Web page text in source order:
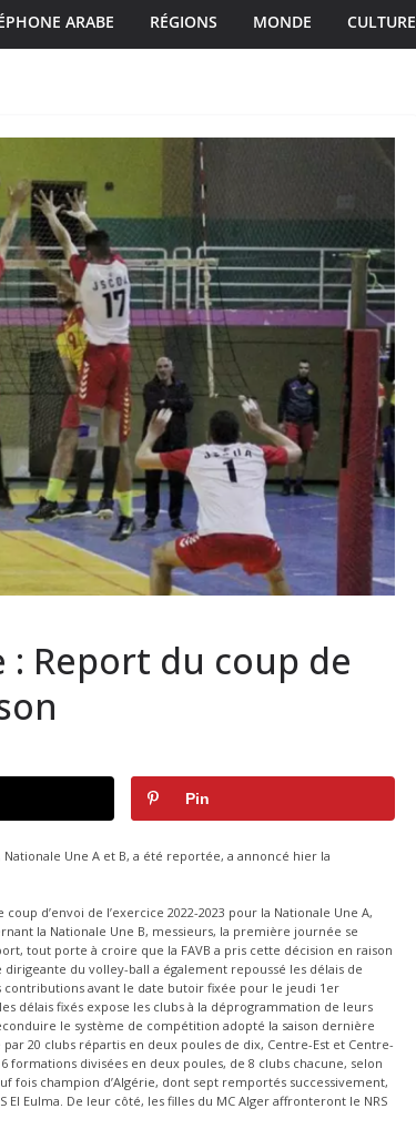
ARABE RÉGIONS MONDE CULTURE
Report du coup de
Pin
Une A et B, a été reportée, a annoncé hier la
d’envoi de l’exercice 2022-2023 pour la Nationale Une A,
la Nationale Une B, messieurs, la première journée se
tout porte à croire que la FAVB a pris cette décision en raison
du volley-ball a également repoussé les délais de
contributions avant le date butoir fixée pour le jeudi 1er
délais fixés expose les clubs à la déprogrammation de leurs
le système de compétition adopté la saison dernière
20 clubs répartis en deux poules de dix, Centre-Est et Centre-
formations divisées en deux poules, de 8 clubs chacune, selon
fois champion d’Algérie, dont sept remportés successivement,
Eulma. De leur côté, les filles du MC Alger affronteront le NRS